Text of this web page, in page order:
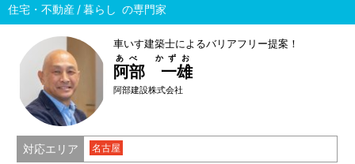
住宅・不動産
暮らし の専門家
車いす建築士によるバリアフリー提案！
阿部 一雄
あべ かずお
阿部建設株式会社
対応エリア 名古屋